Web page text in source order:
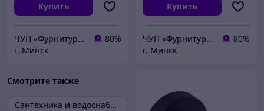
Купить
ЧУП «Фурнитурка-бай»
80%
г. Минск
Купить
ЧУП «Фурнитурка-бай»
80%
г. Минск
Смотрите также
Сантехника и водоснабжение